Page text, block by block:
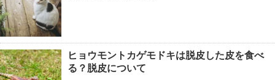
ヒョウモントカゲモドキは脱皮した皮を食べ
る？脱皮について